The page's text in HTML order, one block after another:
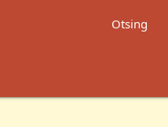
Otsing